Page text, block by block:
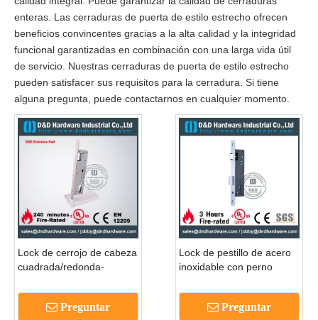
enteras. Las cerraduras de puerta de estilo estrecho ofrecen
beneficios convincentes gracias a la alta calidad y la integridad
funcional garantizadas en combinación con una larga vida útil
de servicio. Nuestras cerraduras de puerta de estilo estrecho
pueden satisfacer sus requisitos para la cerradura. Si tiene
alguna pregunta, puede contactarnos en cualquier momento.
Lock de cerrojo de cabeza
cuadrada/redonda-
Preguntar
Lock de pestillo de acero
inoxidable con perno
externa DDML008
Preguntar